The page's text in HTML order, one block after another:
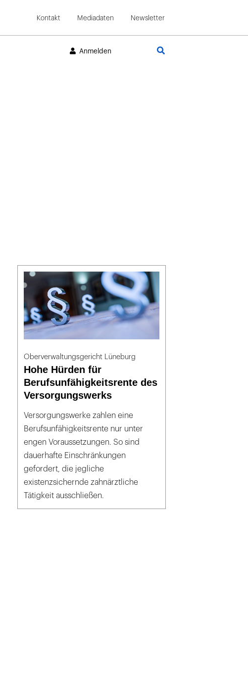
Kontakt Mediadaten Newsletter
Anmelden
Oberverwaltungsgericht Lüneburg
Hohe Hürden für
Berufsunfähigkeitsrente des
Versorgungswerks
Versorgungswerke zahlen eine
Berufsunfähigkeitsrente nur unter
engen Voraussetzungen. So sind
dauerhafte Einschränkungen
gefordert, die jegliche
existenzsichernde zahnärztliche
Tätigkeit ausschließen.